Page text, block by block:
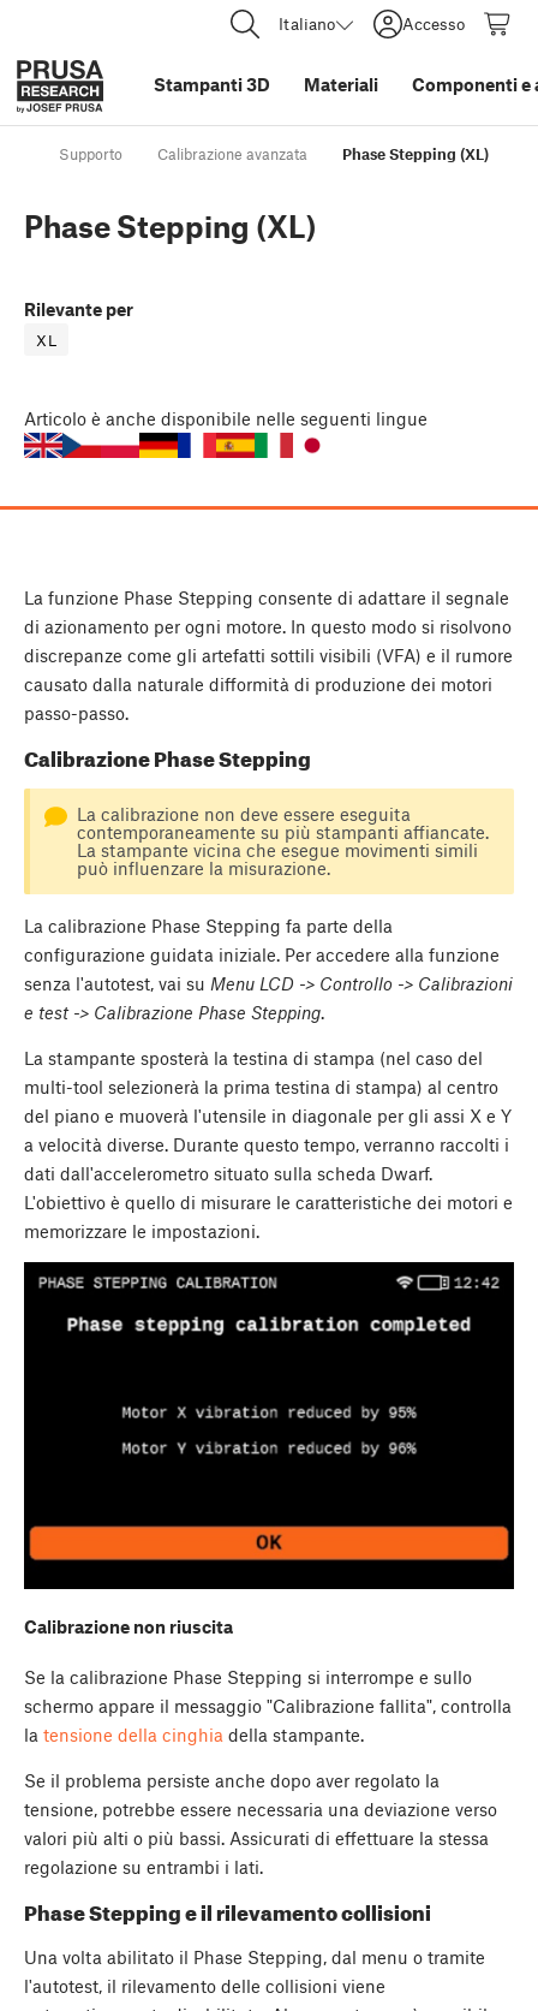
Italiano Accesso
Stampanti 3D Materiali Componenti e
Supporto Calibrazione avanzata Phase Stepping (XL)
Phase Stepping (XL)
Rilevante per
XL
Articolo è anche disponibile nelle seguenti lingue
La funzione Phase Stepping consente di adattare il segnale
di azionamento per ogni motore. In questo modo si risolvono
discrepanze come gli artefatti sottili visibili (VFA) e il rumore
causato dalla naturale difformità di produzione dei motori
passo-passo.
Calibrazione Phase Stepping
La calibrazione non deve essere eseguita
contemporaneamente su più stampanti affiancate.
La stampante vicina che esegue movimenti simili
può influenzare la misurazione.
La calibrazione Phase Stepping fa parte della
configurazione guidata iniziale. Per accedere alla funzione
senza l'autotest, vai su Menu LCD -> Controllo -> Calibrazioni
e test -> Calibrazione Phase Stepping.
La stampante sposterà la testina di stampa (nel caso del
multi-tool selezionerà la prima testina di stampa) al centro
del piano e muoverà l'utensile in diagonale per gli assi X e Y
a velocità diverse. Durante questo tempo, verranno raccolti i
dati dall'accelerometro situato sulla scheda Dwarf.
L'obiettivo è quello di misurare le caratteristiche dei motori e
memorizzare le impostazioni.
Calibrazione non riuscita
Se la calibrazione Phase Stepping si interrompe e sullo
schermo appare il messaggio "Calibrazione fallita", controlla
la tensione della cinghia della stampante.
Se il problema persiste anche dopo aver regolato la
tensione, potrebbe essere necessaria una deviazione verso
valori più alti o più bassi. Assicurati di effettuare la stessa
regolazione su entrambi i lati.
Phase Stepping e il rilevamento collisioni
Una volta abilitato il Phase Stepping, dal menu o tramite
l'autotest, il rilevamento delle collisioni viene